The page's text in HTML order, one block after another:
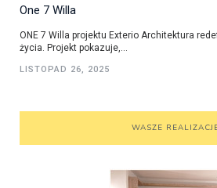
One 7 Willa
ONE 7 Willa projektu Exterio Architektura
życia. Projekt pokazuje,...
LISTOPAD 26, 2025
WASZE